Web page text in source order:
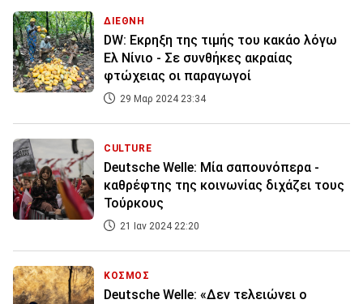
ΔΙΕΘΝΗ
DW: Εκρηξη της τιμής του κακάο λόγω
Ελ Νίνιο - Σε συνθήκες ακραίας
φτώχειας οι παραγωγοί
29 Μαρ 2024 23:34
CULTURE
Deutsche Welle: Μία σαπουνόπερα -
καθρέφτης της κοινωνίας διχάζει τους
Τούρκους
21 Ιαν 2024 22:20
ΚΟΣΜΟΣ
Deutsche Welle: «Δεν τελειώνει ο